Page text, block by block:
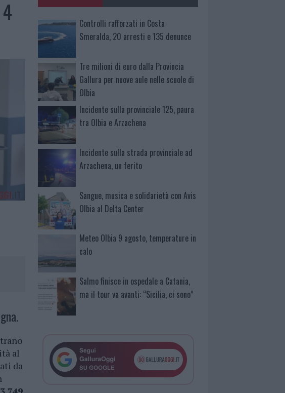
al
da
Controlli rafforzati in Costa
Smeralda, 20 arresti e 135 denunce
Tre milioni di euro dalla Provincia
Gallura per nuove aule nelle scuole di
Olbia
Incidente sulla provinciale 125, paura
tra Olbia e Arzachena
Incidente sulla strada provinciale ad
Arzachena, un ferito
Sangue, musica e solidarietà con Avis
Olbia al Delta Center
Meteo Olbia 9 agosto, temperature in
calo
Salmo finisce in ospedale a Catania,
ma il tour va avanti: “Sicilia, ci sono”